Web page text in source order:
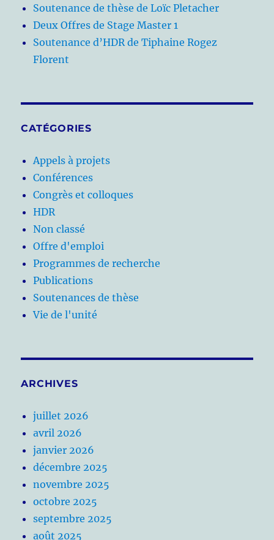
Soutenance de thèse de Loïc Pletacher
Deux Offres de Stage Master 1
Soutenance d’HDR de Tiphaine Rogez
Florent
CATÉGORIES
Appels à projets
Conférences
Congrès et colloques
HDR
Non classé
Offre d'emploi
Programmes de recherche
Publications
Soutenances de thèse
Vie de l'unité
ARCHIVES
juillet 2026
avril 2026
janvier 2026
décembre 2025
novembre 2025
octobre 2025
septembre 2025
août 2025